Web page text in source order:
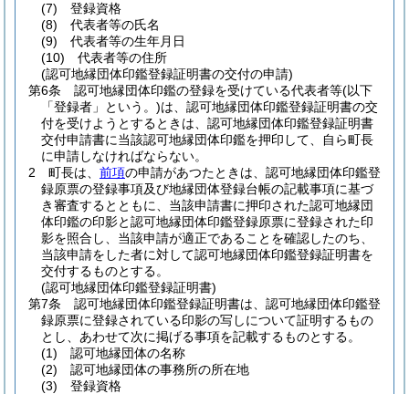
(7)
登録資格
(8)
代表者等の氏名
(9)
代表者等の生年月日
(10)
代表者等の住所
(認可地縁団体印鑑登録証明書の交付の申請)
第6条
認可地縁団体印鑑の登録を受けている代表者等(以下
「登録者」という。)は、認可地縁団体印鑑登録証明書の交
付を受けようとするときは、認可地縁団体印鑑登録証明書
交付申請書に当該認可地縁団体印鑑を押印して、自ら町長
に申請しなければならない。
2
町長は、 前項の申請があつたときは、認可地縁団体印鑑登
録原票の登録事項及び地縁団体登録台帳の記載事項に基づ
き審査するとともに、当該申請書に押印された認可地縁団
体印鑑の印影と認可地縁団体印鑑登録原票に登録された印
影を照合し、当該申請が適正であることを確認したのち、
当該申請をした者に対して認可地縁団体印鑑登録証明書を
交付するものとする。
(認可地縁団体印鑑登録証明書)
第7条
認可地縁団体印鑑登録証明書は、認可地縁団体印鑑登
録原票に登録されている印影の写しについて証明するもの
とし、あわせて次に掲げる事項を記載するものとする。
(1)
認可地縁団体の名称
(2)
認可地縁団体の事務所の所在地
(3)
登録資格